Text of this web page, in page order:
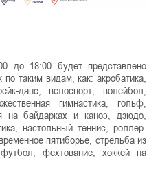
до 18:00 будет представлено
таким видам, как: акробатика,
данс, велоспорт, волейбол,
гимнастика, гольф,
на байдарках и каноэ, дзюдо,
настольный теннис, роллер-
пятиборье, стрельба из
фехтование, хоккей на